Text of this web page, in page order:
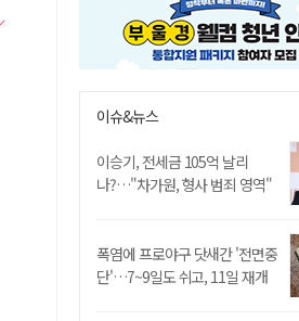
이슈&뉴스
이승기, 전세금 105억 날리
나?…"차가원, 형사 범죄 영역"
폭염에 프로야구 닷새간 '전면중
단'…7~9일도 쉬고, 11일 재개